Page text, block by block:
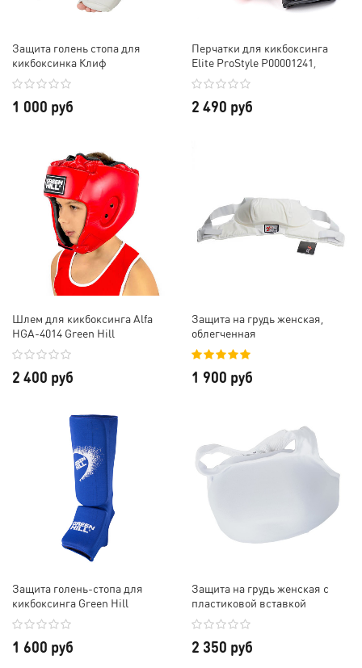
Защита голень стопа для
кикбоксинка Клиф
1 000 руб
Перчатки для кикбоксинга
Elite ProStyle P00001241,
Everlast
2 490 руб
Шлем для кикбоксинга Alfa
HGA-4014 Green Hill
2 400 руб
Защита на грудь женская,
облегченная
1 900 руб
Защита голень-стопа для
кикбоксинга Green Hill
1 600 руб
Защита на грудь женская с
пластиковой вставкой
2 350 руб